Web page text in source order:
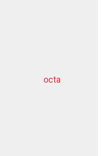
octa
dziļurbums